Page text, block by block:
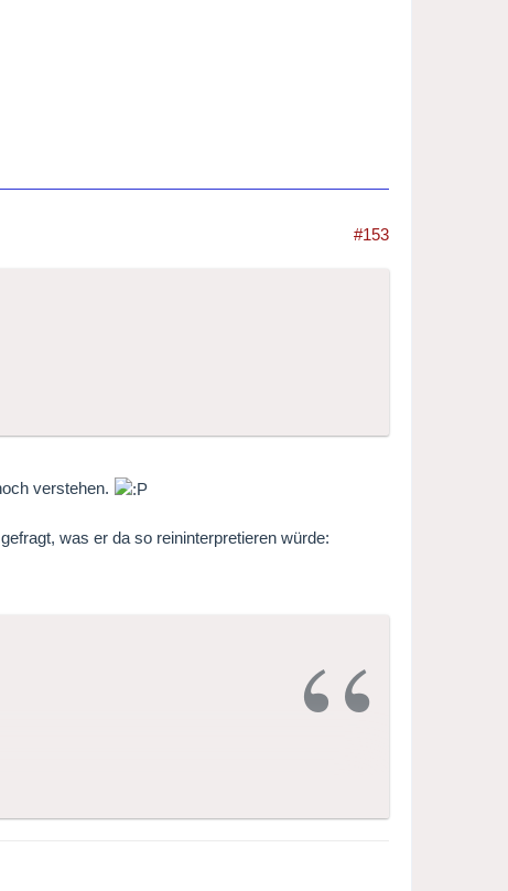
#153
verstehen.
was er da so reininterpretieren würde:
Orchesters im Jahr 2013 sein.